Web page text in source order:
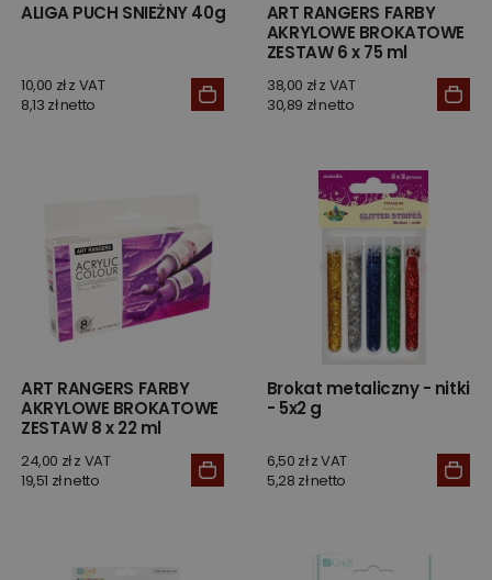
ALIGA PUCH SNIEŻNY 40g
10,00 zł z VAT
8,13 zł netto
ART RANGERS FARBY
AKRYLOWE BROKATOWE
ZESTAW 6 x 75 ml
38,00 zł z VAT
30,89 zł netto
ART RANGERS FARBY
AKRYLOWE BROKATOWE
ZESTAW 8 x 22 ml
24,00 zł z VAT
19,51 zł netto
Brokat metaliczny - nitki
- 5x2 g
6,50 zł z VAT
5,28 zł netto